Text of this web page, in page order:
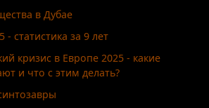
в Дубае
статистика за 9 лет
кризис в Европе 2025 - какие
и что с этим делать?